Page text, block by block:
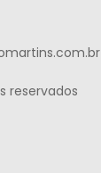
reservados